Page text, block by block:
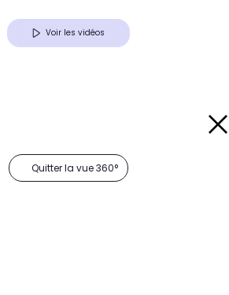
Voir les vidéos
Quitter la vue 360°